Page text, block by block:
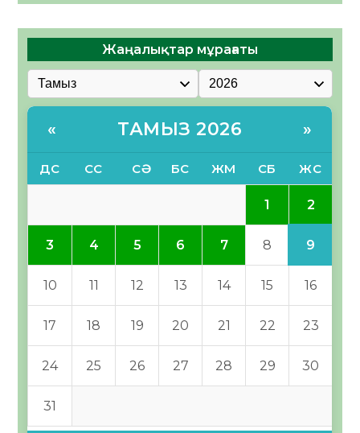
Жаңалықтар мұрағаты
« ТАМЫЗ 2026 »
ДС СС СӘ БС ЖМ СБ ЖС
1 2
3 4 5 6 7 8 9
10 11 12 13 14 15 16
17 18 19 20 21 22 23
24 25 26 27 28 29 30
31